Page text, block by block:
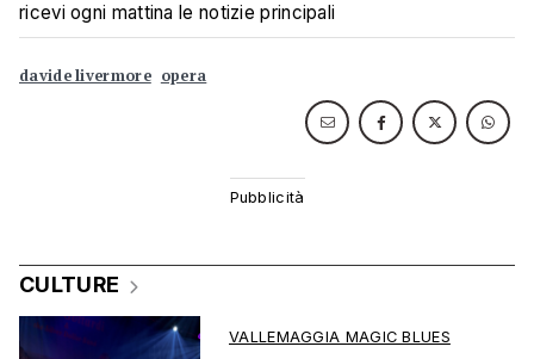
ricevi ogni mattina le notizie principali
davide livermore opera
CULTURE
VALLEMAGGIA MAGIC BLUES